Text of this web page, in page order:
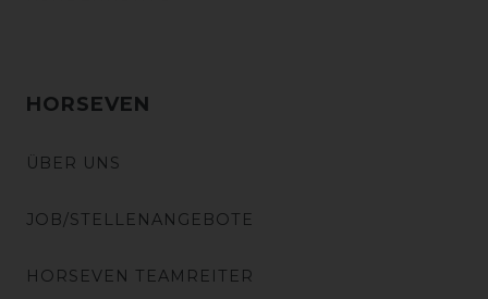
HORSEVEN
ÜBER UNS
JOB/STELLENANGEBOTE
HORSEVEN TEAMREITER